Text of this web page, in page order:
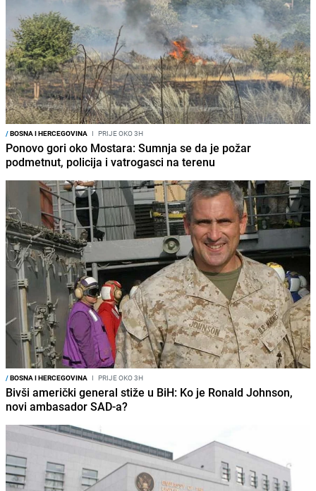
/BOSNA I HERCEGOVINA I PRIJE OKO 3H
Ponovo gori oko Mostara: Sumnja se da je požar
podmetnut, policija i vatrogasci na terenu
/BOSNA I HERCEGOVINA I PRIJE OKO 3H
Bivši američki general stiže u BiH: Ko je Ronald Johnson,
novi ambasador SAD-a?